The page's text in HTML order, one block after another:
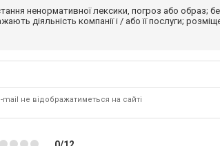
ненормативної лексики, погроз або образ;
діяльність компанії і / або її послуги;
mail не відображатиметься на сайті